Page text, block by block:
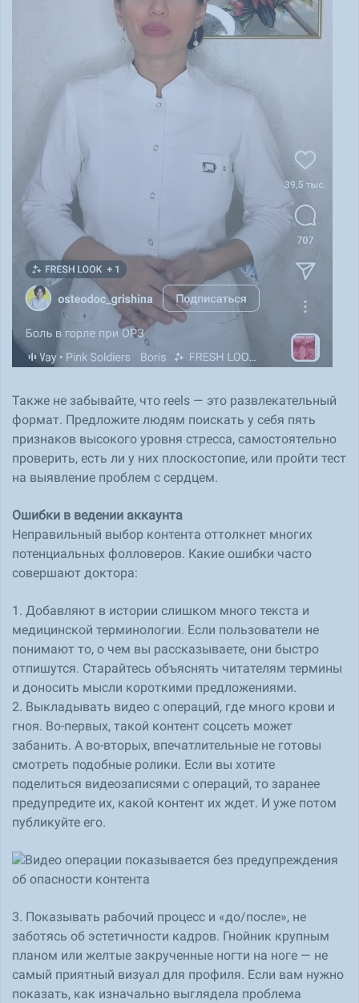
Также не забывайте, что reels — это развлекательный
формат. Предложите людям поискать у себя пять
признаков высокого уровня стресса, самостоятельно
проверить, есть ли у них плоскостопие, или пройти тест
на выявление проблем с сердцем.
Ошибки в ведении аккаунта
Неправильный выбор контента оттолкнет многих
потенциальных фолловеров. Какие ошибки часто
совершают доктора:
1. Добавляют в истории слишком много текста и
медицинской терминологии. Если пользователи не
понимают то, о чем вы рассказываете, они быстро
отпишутся. Старайтесь объяснять читателям термины
и доносить мысли короткими предложениями.
2. Выкладывать видео с операций, где много крови и
гноя. Во-первых, такой контент соцсеть может
забанить. А во-вторых, впечатлительные не готовы
смотреть подобные ролики. Если вы хотите
поделиться видеозаписями с операций, то заранее
предупредите их, какой контент их ждет. И уже потом
публикуйте его.
3. Показывать рабочий процесс и «до/после», не
заботясь об эстетичности кадров. Гнойник крупным
планом или желтые закрученные ногти на ноге — не
самый приятный визуал для профиля. Если вам нужно
показать, как изначально выглядела проблема